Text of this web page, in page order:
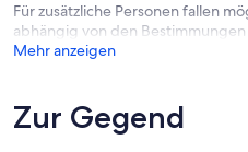
Für zusätzliche Personen fallen
abhängig von den
Mehr anzeigen
Zur Gegend